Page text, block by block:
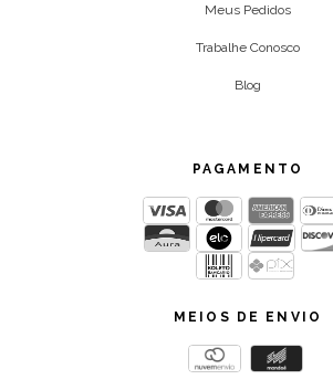
Meus Pedidos
Trabalhe Conosco
Blog
PAGAMENTO
MEIOS DE ENVIO